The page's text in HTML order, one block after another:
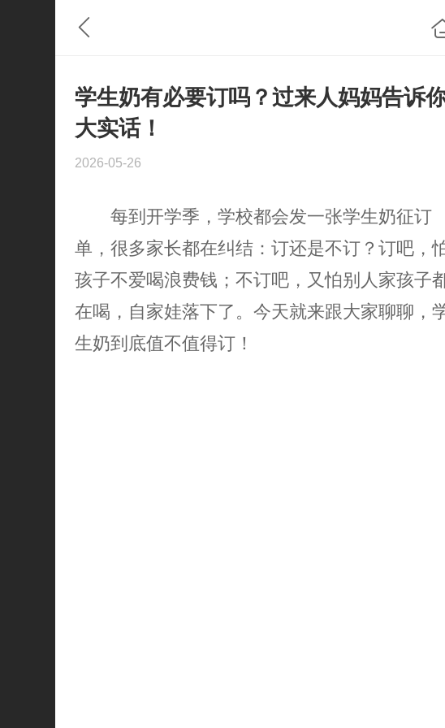
学生奶有必要订吗？过来人妈妈告诉
大实话！
2026-05-26
每到开学季，学校都会发一张学生奶征订
单，很多家长都在纠结：订还是不订？订吧，
孩子不爱喝浪费钱；不订吧，又怕别人家孩子
在喝，自家娃落下了。今天就来跟大家聊聊，
生奶到底值不值得订！